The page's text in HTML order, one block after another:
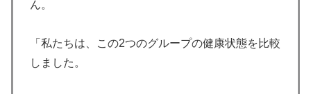
ん。
「私たちは、この2つのグループの健康状態を比較
しました。